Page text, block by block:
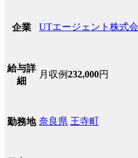
企業 UTエージェント株式
給与詳
細
月収例232,000円
勤務地 奈良県 王寺町